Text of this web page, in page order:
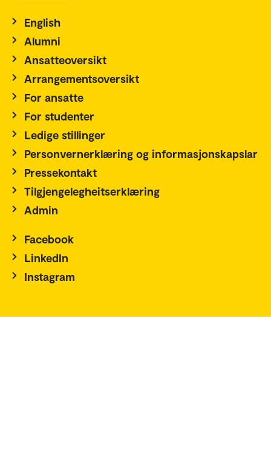
English
Alumni
Ansatteoversikt
Arrangementsoversikt
For ansatte
For studenter
Ledige stillinger
Personvernerklæring og informasjonskapslar
Pressekontakt
Tilgjengelegheitserklæring
Admin
Facebook
LinkedIn
Instagram